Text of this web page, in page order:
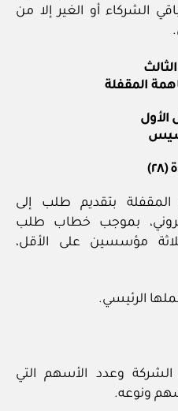
الشركاء أو الغير إلا من
المقفلة
الأول
بتقديم طلب إلى
بموجب خطاب طلب
موقع من (٣) ثلاثة مؤسسين على الأقل،
وعدد الأسهم التي
ونوعه.